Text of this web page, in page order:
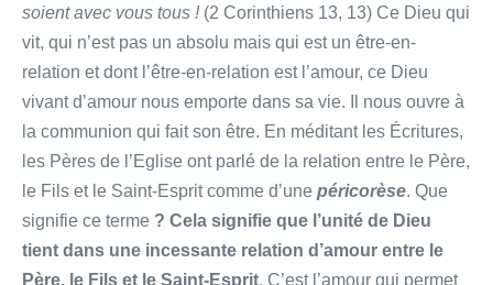
soient avec vous tous !(2 Corinthiens 13, 13) Ce Dieu qui
vit, qui n’est pas un absolu mais qui est un être-en-
relation et dont l’être-en-relation est l’amour, ce Dieu
vivant d’amour nous emporte dans sa vie. Il nous ouvre à
la communion qui fait son être. En méditant les Écritures,
les Pères de l’Eglise ont parlé de la relation entre le Père,
le Fils et le Saint-Esprit comme d’une péricorèse. Que
signifie ce terme ? Cela signifie que l’unité de Dieu
tient dans une incessante relation d’amour entre le
Père, le Fils et le Saint-Esprit. C’est l’amour qui permet